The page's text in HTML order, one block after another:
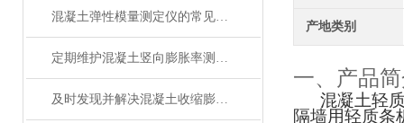
混凝土弹性模量测定仪的常见问题相应解决方法介绍
定期维护混凝土竖向膨胀率测定仪是确保准确性和可靠性的关键
及时发现并解决混凝土收缩膨胀仪故障可确保其有效运行
产地类别
一、产品
混凝土轻
隔墙用轻质条